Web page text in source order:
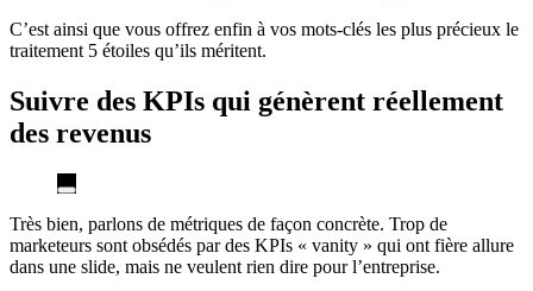
C’est ainsi que vous offrez enfin à vos mots-clés les plus précieux le
traitement 5 étoiles qu’ils méritent.
Suivre des KPIs qui génèrent réellement
des revenus
Très bien, parlons de métriques de façon concrète. Trop de
marketeurs sont obsédés par des KPIs « vanity » qui ont fière allure
dans une slide, mais ne veulent rien dire pour l’entreprise.